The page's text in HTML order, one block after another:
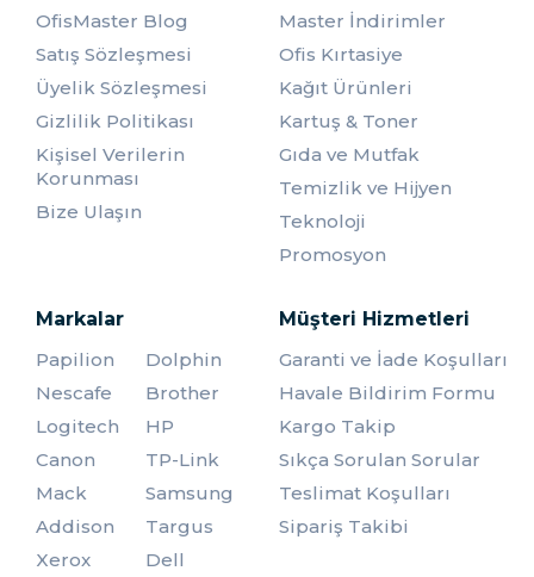
Bir zamanlar CD kalemi olarak da bilinmekteydi. O
zamanlar CD’ler oldukça popüler olduğu için kalemin adı
CD kalemi sanılmaktaydı. Evinizde bulunan CD’lerin
üzerine sonradan yazılan yazıların büyük bir çoğunluğu
muhtemelen bu kalem çeşidi ile yazılmıştır. CD’lerin
fakat dikkatli bakarsanız muhtemelen yazmış olduğunuz
yazılar hâlen ilk günkü kadar sağlam duruyor olacaktır.
Buradan anlayabileceğiniz üzere
asetat kalemler
yıllar sağlamlığını ve kalıcılığını koruyabilen mürekkeplere
Asetat Kalemler Ne Amaçla
Kullanılır?
bu kalemlerin kullanım alanları da oldukça farklıdır.
Aşağıda bulunan listeye göz atarak kimler ve hangi
meslek grupları tarafından ne amaçla kullanıldığını
Kargocular teslim edecekleri ürünün üzerine kendi
anlayacakları şekilde bolca not almaktadır. Bu işlemi
OfisMaster Blog
Satış Sözleşmesi
Üyelik Sözleşmesi
Gizlilik Politikası
Kişisel Verilerin
Korunması
Bize Ulaşın
Master İndirimler
Ofis Kırtasiye
Kağıt Ürünleri
Kartuş & Toner
Gıda ve Mutfak
Temizlik ve Hijyen
Teknoloji
Promosyon
Markalar
Papilion
Dolphin
Nescafe
Brother
Logitech
HP
Canon
TP-Link
Mack
Samsung
Addison
Targus
Xerox
Dell
Müşteri Hizmetleri
Garanti ve İade Koşulları
Havale Bildirim Formu
Kargo Takip
Sıkça Sorulan Sorular
Teslimat Koşulları
Sipariş Takibi